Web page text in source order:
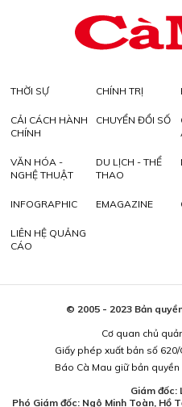
THỜI SỰ CHÍNH TRỊ
CẢI CÁCH HÀNH
CHÍNH
CHUYỂN ĐỔI SỐ
VĂN HÓA -
NGHỆ THUẬT
DU LỊCH - THỂ
THAO
INFOGRAPHIC EMAGAZINE
LIÊN HỆ QUẢNG
CÁO
© 2005 - 2023 Bản
Cơ quan chủ
Giấy phép xuất bản số
Báo Cà Mau giữ bản
Giám đốc:
Phó Giám đốc: Ngô Minh Toàn, Hồ